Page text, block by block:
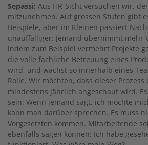
Sepassi: Aus HR-Sicht versuchen wir,
mitzunehmen. Auf grossen Stufen gibt
Beispiele, aber im Kleinen passiert
unauffälliger: Jemand übernimmt mehr
indem zum Beispiel vermehrt Projekte
die volle fachliche Betreuung eines
wird, und wächst so innerhalb eines
Rolle. Wir möchten, dass dieser
mindestens jährlich angeschaut wird.
sein: Wenn jemand sagt, ich möchte
kann man darüber sprechen. Es muss
Vorgesetzten kommen. Mitarbeitende
ebenfalls sagen können: Ich habe